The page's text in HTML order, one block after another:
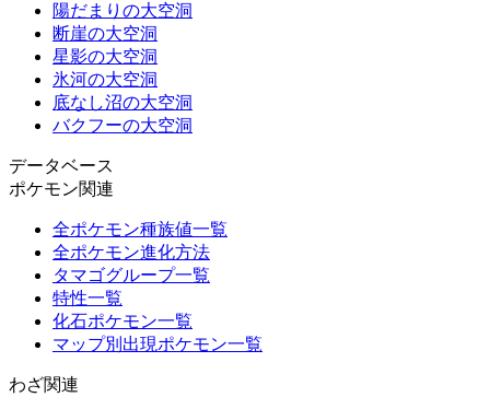
陽だまりの大空洞
断崖の大空洞
星影の大空洞
氷河の大空洞
底なし沼の大空洞
バクフーの大空洞
データベース
ポケモン関連
全ポケモン種族値一覧
全ポケモン進化方法
タマゴグループ一覧
特性一覧
化石ポケモン一覧
マップ別出現ポケモン一覧
わざ関連